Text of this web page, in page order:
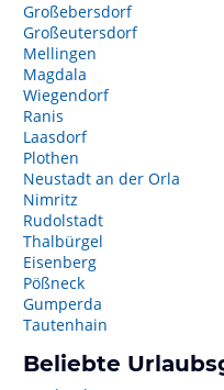
Großebersdorf
Großeutersdorf
Mellingen
Magdala
Wiegendorf
Ranis
Laasdorf
Plothen
Neustadt an der Orla
Nimritz
Rudolstadt
Thalbürgel
Eisenberg
Pößneck
Gumperda
Tautenhain
Beliebte